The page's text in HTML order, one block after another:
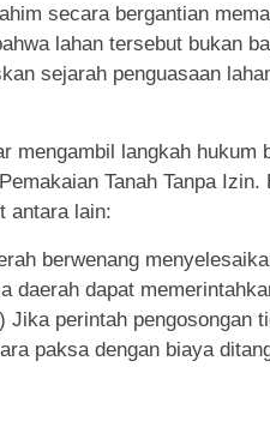
secara bergantian
lahan tersebut bukan
sejarah penguasaan
mengambil langkah hukum
Tanah Tanpa
antara lain:
berwenang
daerah dapat
perintah pengosongan
paksa dengan biaya